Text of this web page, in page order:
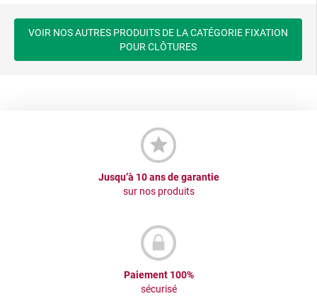
VOIR NOS AUTRES PRODUITS DE LA CATÉGORIE FIXATION
POUR CLÔTURES
Jusqu’à 10 ans de garantie
sur nos produits
Paiement 100%
sécurisé